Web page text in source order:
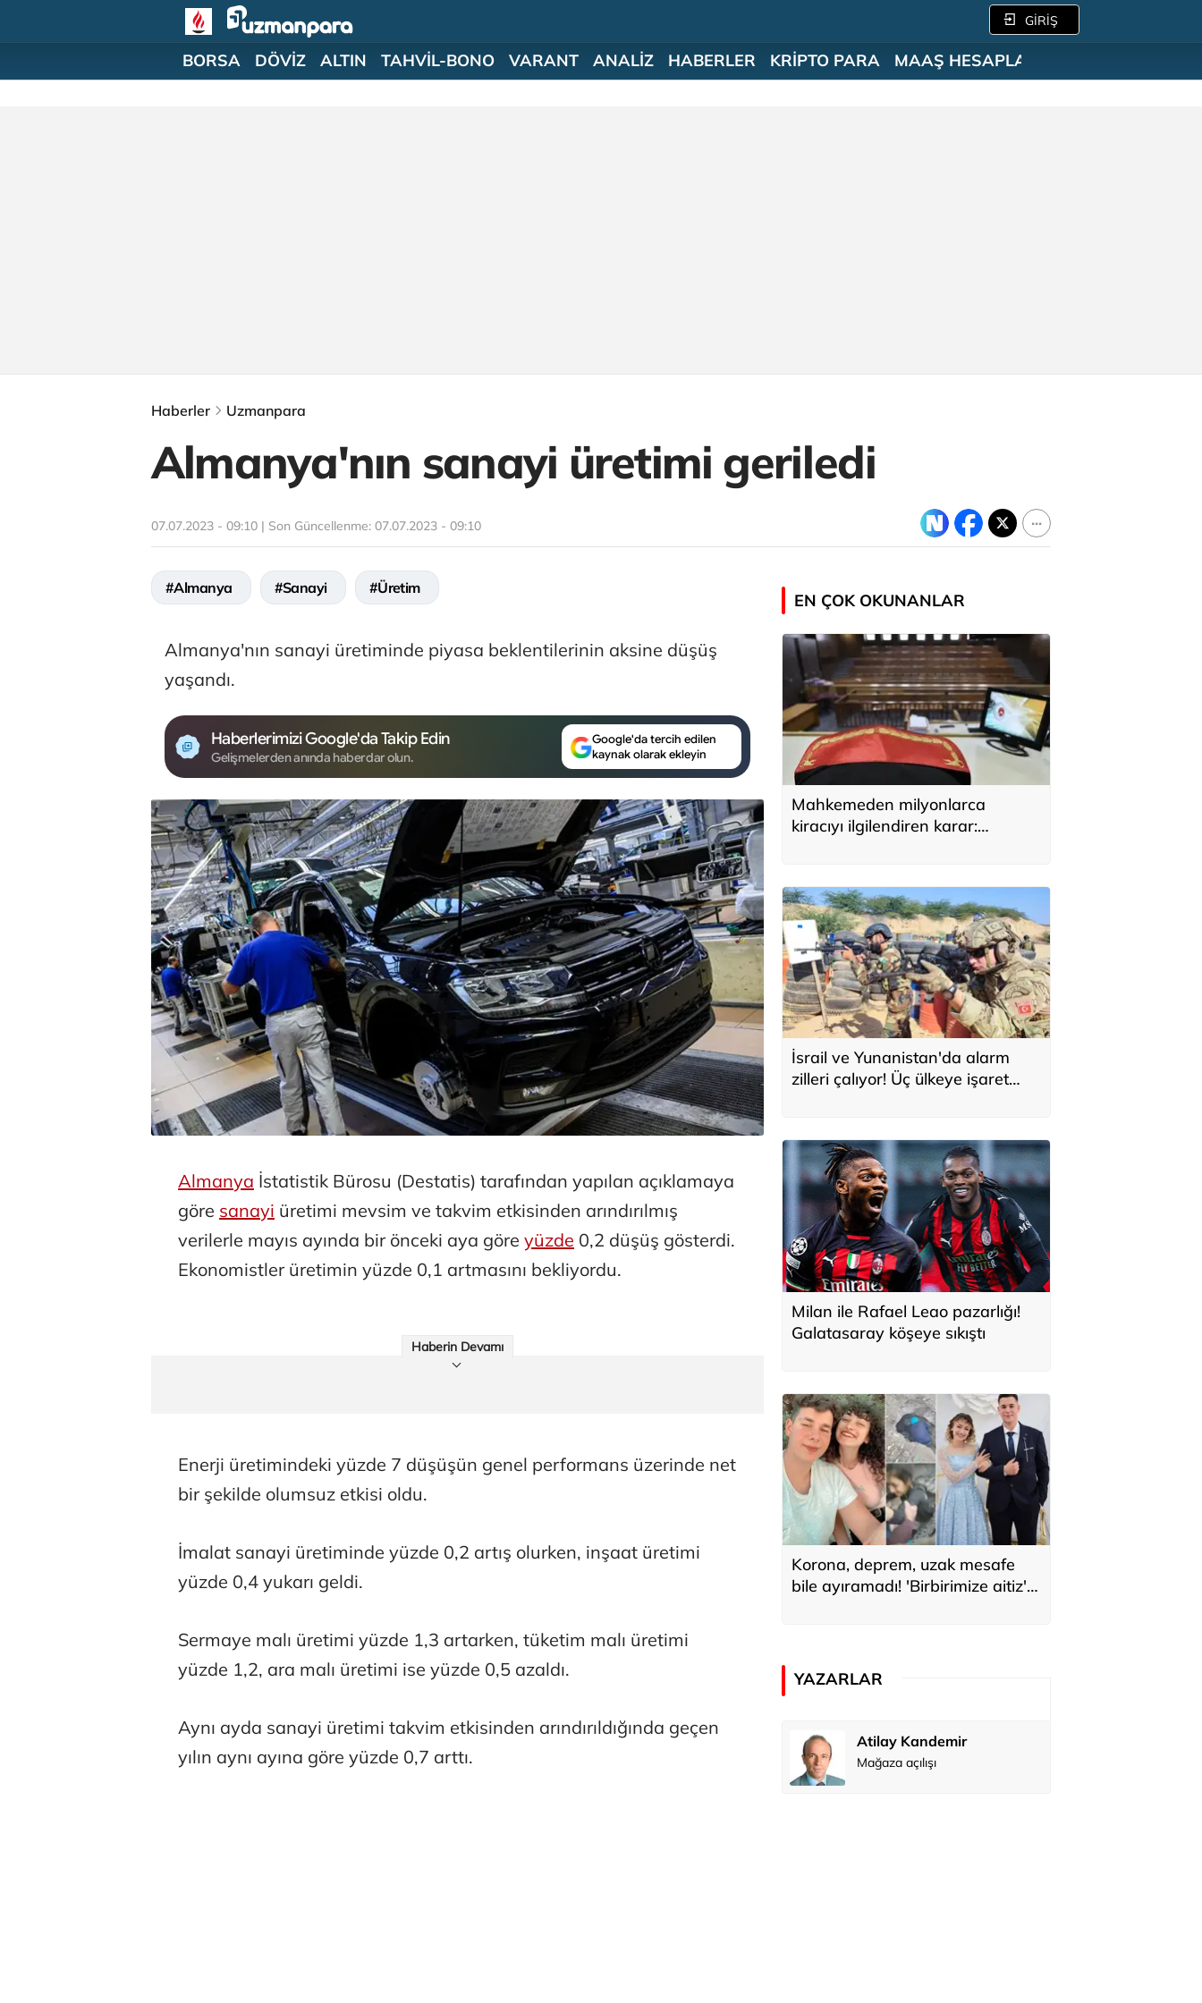
GİRİŞ
BORSA DÖVİZ ALTIN TAHVİL-BONO VARANT ANALİZ HABERLER KRİPTO PARA MAAŞ HESAPLAMA
Haberler Uzmanpara
Almanya'nın sanayi üretimi geriledi
07.07.2023 - 09:10 | Son Güncellenme: 07.07.2023 - 09:10
#Almanya #Sanayi #Üretim
Almanya'nın sanayi üretiminde piyasa beklentilerinin aksine düşüş
yaşandı.
Haberlerimizi Google'da Takip Edin
Gelişmelerden anında haberdar olun.
Google'da tercih edilen
kaynak olarak ekleyin
Almanya İstatistik Bürosu (Destatis) tarafından yapılan açıklamaya
göre sanayi üretimi mevsim ve takvim etkisinden arındırılmış
verilerle mayıs ayında bir önceki aya göre yüzde 0,2 düşüş gösterdi.
Ekonomistler üretimin yüzde 0,1 artmasını bekliyordu.
Haberin Devamı
Enerji üretimindeki yüzde 7 düşüşün genel performans üzerinde net
bir şekilde olumsuz etkisi oldu.
İmalat sanayi üretiminde yüzde 0,2 artış olurken, inşaat üretimi
yüzde 0,4 yukarı geldi.
Sermaye malı üretimi yüzde 1,3 artarken, tüketim malı üretimi
yüzde 1,2, ara malı üretimi ise yüzde 0,5 azaldı.
Aynı ayda sanayi üretimi takvim etkisinden arındırıldığında geçen
yılın aynı ayına göre yüzde 0,7 arttı.
EN ÇOK OKUNANLAR
Mahkemeden milyonlarca
kiracıyı ilgilendiren karar:
İsrail ve Yunanistan'da alarm
zilleri çalıyor! Üç ülkeye işaret
Milan ile Rafael Leao pazarlığı!
Galatasaray köşeye sıkıştı
Korona, deprem, uzak mesafe
bile ayıramadı! 'Birbirimize aitiz'
YAZARLAR
Atilay Kandemir
Mağaza açılışı
Özay Şendir Atilay Kandemir
Mağaza açılışı